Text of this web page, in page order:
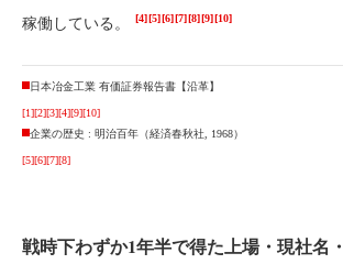
稼働している。
[4][5][6][7][8][9][10]
日本冶金工業 有価証券報告書【沿革】
[1][2][3][4][9][10]
企業の歴史 : 明治百年（経済春秋社, 1968）
[5][6][7][8]
戦時下わずか1年半で得た上場・現社名